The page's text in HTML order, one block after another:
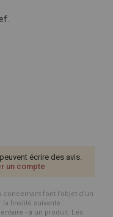
écrire des avis.
un compte
font l’objet d’un
finalité suivante :
- à un produit. Les